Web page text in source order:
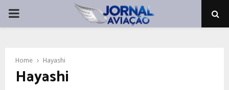
PRIMARY
Home Hayashi
Hayashi